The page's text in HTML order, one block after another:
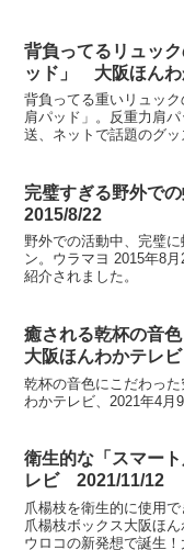
背負ってるリュッ
ッド」 大阪ほん
背負ってる重いリュッ
肩パッド」。反重力肩
送、ネットで話題のグッ
完璧すぎる野外で
2015/8/22
野外での活動中、完璧
ン。ウラマヨ 2015年8
紹介されました。
癒される乾杯の音
大阪ほんわかテレ
乾杯の音色にこだわっ
わかテレビ、2021年4月
衛生的な「スマー
レビ 2021/11/12
爪楊枝を衛生的に使用
爪楊枝ボックス大阪ほ
ウロコの新発想で誕生